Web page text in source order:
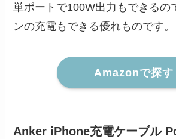
単ポートで100W出力もできるの
ンの充電もできる優れものです。
Amazonで探す
Anker iPhone充電ケーブル